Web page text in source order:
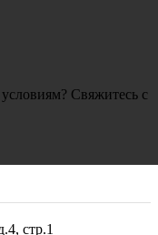
Свяжитесь с
стр.1